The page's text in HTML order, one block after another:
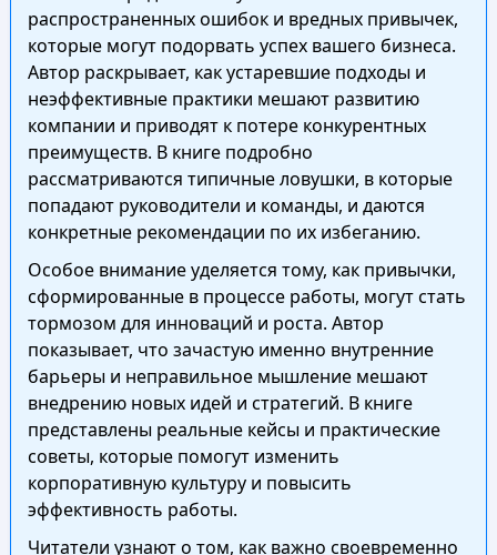
распространенных ошибок и вредных привычек,
которые могут подорвать успех вашего бизнеса.
Автор раскрывает, как устаревшие подходы и
неэффективные практики мешают развитию
компании и приводят к потере конкурентных
преимуществ. В книге подробно
рассматриваются типичные ловушки, в которые
попадают руководители и команды, и даются
конкретные рекомендации по их избеганию.
Особое внимание уделяется тому, как привычки,
сформированные в процессе работы, могут стать
тормозом для инноваций и роста. Автор
показывает, что зачастую именно внутренние
барьеры и неправильное мышление мешают
внедрению новых идей и стратегий. В книге
представлены реальные кейсы и практические
советы, которые помогут изменить
корпоративную культуру и повысить
эффективность работы.
Читатели узнают о том, как важно своевременно